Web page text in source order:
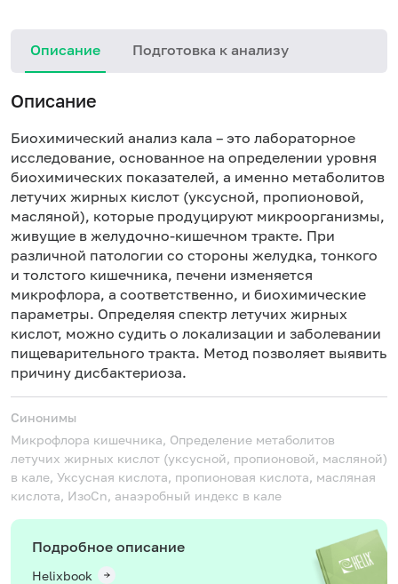
Описание Подготовка к анализу
Описание
Биохимический анализ кала – это лабораторное
исследование, основанное на определении уровня
биохимических показателей, а именно метаболитов
летучих жирных кислот (уксусной, пропионовой,
масляной), которые продуцируют микроорганизмы,
живущие в желудочно-кишечном тракте. При
различной патологии со стороны желудка, тонкого
и толстого кишечника, печени изменяется
микрофлора, а соответственно, и биохимические
параметры. Определяя спектр летучих жирных
кислот, можно судить о локализации и заболевании
пищеварительного тракта. Метод позволяет выявить
причину дисбактериоза.
Синонимы
Микрофлора кишечника, Определение метаболитов
летучих жирных кислот (уксусной, пропионовой, масляной)
в кале, Уксусная кислота, пропионовая кислота, масляная
кислота, ИзоCn, анаэробный индекс в кале
Подробное описание
Helixbook